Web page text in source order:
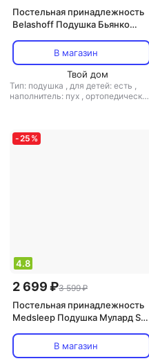
Постельная принадлежность
Belashoff Подушка Бьянко
В магазин
Твой дом
Тип: подушка , для детей: есть ,
наполнитель: пух , ортопедическая
-25 %
4.8
2 699 ₽3 599 ₽
Постельная принадлежность
Medsleep Подушка Мулард S
В магазин